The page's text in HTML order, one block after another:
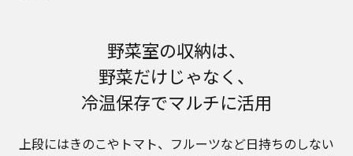
野菜室の収納は、
野菜だけじゃなく、
冷温保存でマルチに活用
上段にはきのこやトマト、フルーツなど日持ちのしない